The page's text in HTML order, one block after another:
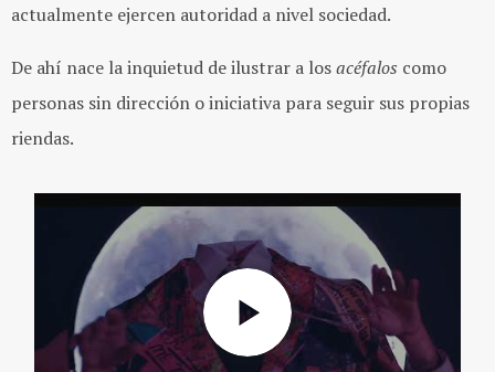
actualmente ejercen autoridad a nivel sociedad.
De ahí nace la inquietud de ilustrar a losacéfalos como
personas sin dirección o iniciativa para seguir sus propias
riendas.